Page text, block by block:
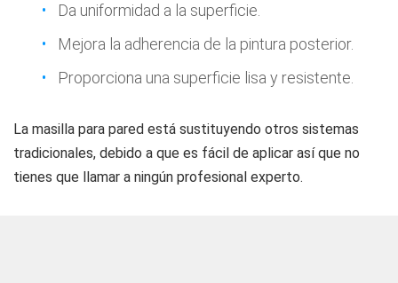
Da uniformidad a la superficie.
Mejora la adherencia de la pintura posterior.
Proporciona una superficie lisa y resistente.
La masilla para pared está sustituyendo otros sistemas
tradicionales, debido a que es fácil de aplicar así que no
tienes que llamar a ningún profesional experto.